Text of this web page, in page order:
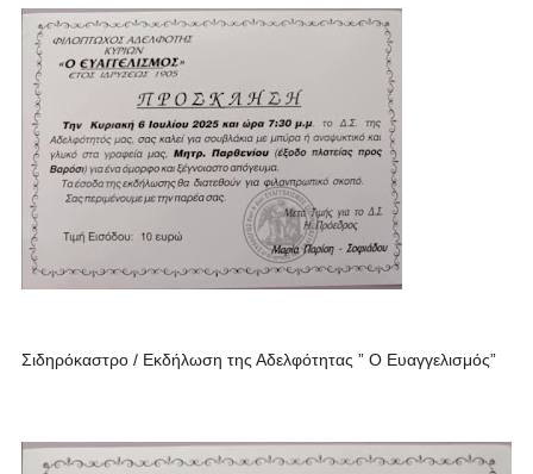
Σιδηρόκαστρο / Εκδήλωση της Αδελφότητας ” Ο Ευαγγελισμός”